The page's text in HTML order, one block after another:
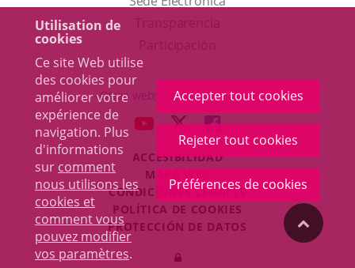
Utilisation de
cookies
Ce site Web utilise
des cookies pour
améliorer votre
expérience de
navigation. Plus
d'informations
sur comment
nous utilisons les
cookies et
comment vous
pouvez modifier
vos paramètres.
Accepter tout cookies
Rejeter tout cookies
Préférences de cookies
una
ventana
nueva.
externa.
Otras webs del ayuntamiento
ENLACE
UNA
APLICACIÓN
EXTERNA.
ENLACE
A
UNA
APLICACIÓN
EXTERNA.
ENLACE
A
UNA
APLICACIÓN
EXTERNA.
ACCESIBILIDAD
MAPA WEB
CONDICIONES LEGALES
POLÍTICA DE COOKIES
PROTECCIÓN DE DATOS
Iniciar
"Volver